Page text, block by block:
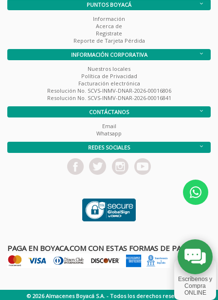
PUNTOS BOYACÁ
Información
Acerca de
Registrate
Reporte de Tarjeta Pérdida
INFORMACIÓN CORPORATIVA
Nuestros locales
Política de Privacidad
Facturación electrónica
Resolución No. SCVS-INMV-DNAR-2026-00016806
Resolución No. SCVS-INMV-DNAR-2026-00016841
CONTÁCTANOS
Email
Whatsapp
REDES SOCIALES
PAGA EN BOYACA.COM CON ESTAS FORMAS DE PAGO
© 2026 Almacenes Boyacá S.A. - Todos los derechos reservados